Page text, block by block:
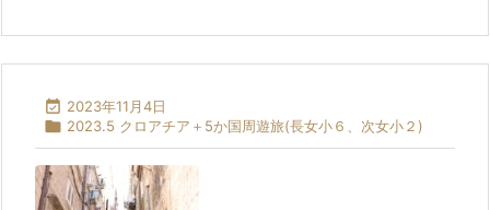
 2023年11月4日
 2023.5 クロアチア＋5か国周遊旅(長女小６、次女小２)